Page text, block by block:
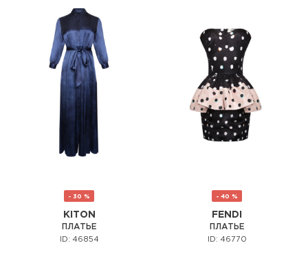
- 30 %
KITON
ПЛАТЬЕ
ID: 46854
- 40 %
FENDI
ПЛАТЬЕ
ID: 46770